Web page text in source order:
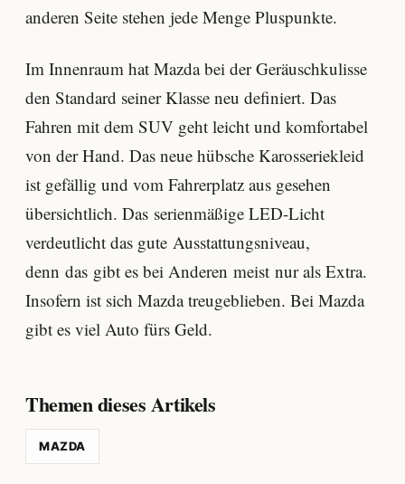
anderen Seite stehen jede Menge Pluspunkte.
Im Innenraum hat Mazda bei der Geräuschkulisse
den Standard seiner Klasse neu definiert. Das
Fahren mit dem SUV geht leicht und komfortabel
von der Hand. Das neue hübsche Karosseriekleid
ist gefällig und vom Fahrerplatz aus gesehen
übersichtlich. Das serienmäßige LED-Licht
verdeutlicht das gute Ausstattungsniveau,
denn das gibt es bei Anderen meist nur als Extra.
Insofern ist sich Mazda treugeblieben. Bei Mazda
gibt es viel Auto fürs Geld.
Themen dieses Artikels
MAZDA